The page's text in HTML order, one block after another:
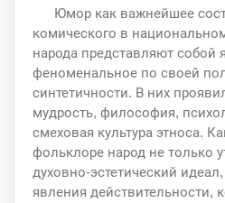
Юмор как важнейшее
комического в
народа представляют собой
феноменальное по своей
синтетичности. В них
мудрость, философия,
смеховая культура этноса.
фольклоре народ не только
духовно-эстетический
явления действительности,